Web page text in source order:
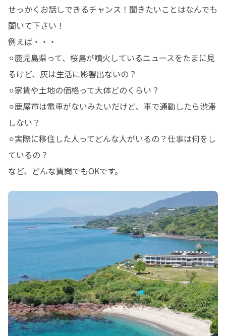
せっかくお話しできるチャンス！聞きたいことはなんでも
聞いて下さい！
例えば・・・
⚪︎鹿児島県って、桜島が噴火しているニュースをたまに見
るけど、灰は生活に影響出ないの？
⚪︎家賃や土地の価格って大体どのくらい？
⚪︎鹿屋市は電車がないみたいだけど、車で通勤したら渋滞
しない？
⚪︎実際に移住した人ってどんな人がいるの？仕事は何をし
ているの？
など、どんな質問でもOKです。